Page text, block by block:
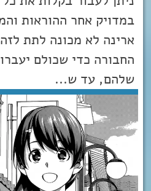
במדויק אחר ההוראות
ארינה לא מכונה לתת
החבורה כדי שכולם
שלהם, עד ש...